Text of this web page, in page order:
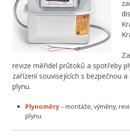
revize měřidel průtoků a spotřeby
zařízení souvisejících s bezpečnou
plynu.
Plynoměry– montáže, výměny,
plynu